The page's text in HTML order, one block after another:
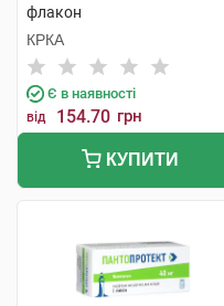
флакон
КРКА
Є в наявності
від 154.70 грн
КУПИТИ